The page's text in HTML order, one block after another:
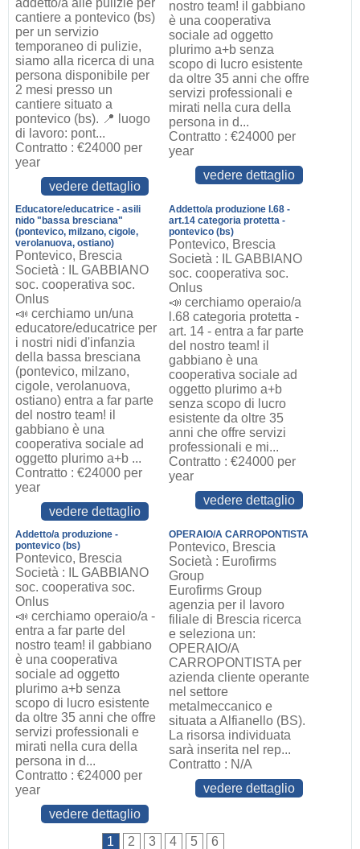
addetto/a alle pulizie per
cantiere a pontevico (bs)
per un servizio
temporaneo di pulizie,
siamo alla ricerca di una
persona disponibile per
2 mesi presso un
cantiere situato a
pontevico (bs). 📍 luogo
di lavoro: pont...
Contratto : €24000 per
year
vedere dettaglio
nostro team! il gabbiano
è una cooperativa
sociale ad oggetto
plurimo a+b senza
scopo di lucro esistente
da oltre 35 anni che offre
servizi professionali e
mirati nella cura della
persona in d...
Contratto : €24000 per
year
vedere dettaglio
Educatore/educatrice - asili
nido "bassa bresciana"
(pontevico, milzano, cigole,
verolanuova, ostiano)
Pontevico, Brescia
Società : IL GABBIANO
soc. cooperativa soc.
Onlus
📣 cerchiamo un/una
educatore/educatrice per
i nostri nidi d'infanzia
della bassa bresciana
(pontevico, milzano,
cigole, verolanuova,
ostiano) entra a far parte
del nostro team! il
gabbiano è una
cooperativa sociale ad
oggetto plurimo a+b ...
Contratto : €24000 per
year
vedere dettaglio
Addetto/a produzione l.68 -
art.14 categoria protetta -
pontevico (bs)
Pontevico, Brescia
Società : IL GABBIANO
soc. cooperativa soc.
Onlus
📣 cerchiamo operaio/a
l.68 categoria protetta -
art. 14 - entra a far parte
del nostro team! il
gabbiano è una
cooperativa sociale ad
oggetto plurimo a+b
senza scopo di lucro
esistente da oltre 35
anni che offre servizi
professionali e mi...
Contratto : €24000 per
year
vedere dettaglio
Addetto/a produzione -
pontevico (bs)
Pontevico, Brescia
Società : IL GABBIANO
soc. cooperativa soc.
Onlus
📣 cerchiamo operaio/a -
entra a far parte del
nostro team! il gabbiano
è una cooperativa
sociale ad oggetto
plurimo a+b senza
scopo di lucro esistente
da oltre 35 anni che offre
servizi professionali e
mirati nella cura della
persona in d...
Contratto : €24000 per
year
vedere dettaglio
OPERAIO/A CARROPONTISTA
Pontevico, Brescia
Società : Eurofirms
Group
Eurofirms Group
agenzia per il lavoro
filiale di Brescia ricerca
e seleziona un:
OPERAIO/A
CARROPONTISTA per
azienda cliente operante
nel settore
metalmeccanico e
situata a Alfianello (BS).
La risorsa individuata
sarà inserita nel rep...
Contratto : N/A
vedere dettaglio
1 2 3 4 5 6